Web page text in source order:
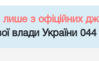
з офіційних
влади України